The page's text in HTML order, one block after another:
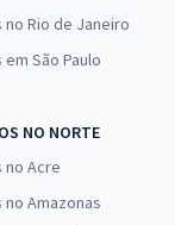
no Rio de Janeiro
São Paulo
NO NORTE
no Acre
Amazonas